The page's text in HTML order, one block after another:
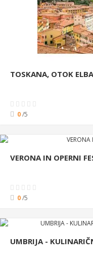
TOSKANA, OTOK
0/5
VERONA IN OPERNI
0/5
UMBRIJA -